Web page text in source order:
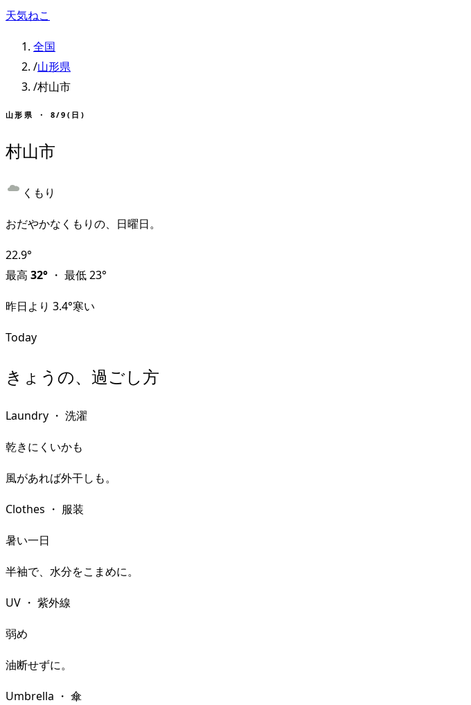
天気ねこ
全国
/山形県
/村山市
山形県 ・ 8/9(日)
村山市
くもり
おだやかなくもりの、日曜日。
22.9°
最高 32° ・ 最低23°
昨日より 3.4°寒い
Today
きょうの、過ごし方
Laundry ・ 洗濯
乾きにくいかも
風があれば外干しも。
Clothes ・ 服装
暑い一日
半袖で、水分をこまめに。
UV ・ 紫外線
弱め
油断せずに。
Umbrella ・ 傘